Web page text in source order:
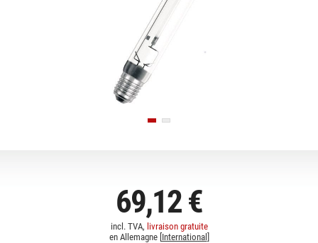
69,12 €
incl. TVA, livraison gratuite
en Allemagne [ International